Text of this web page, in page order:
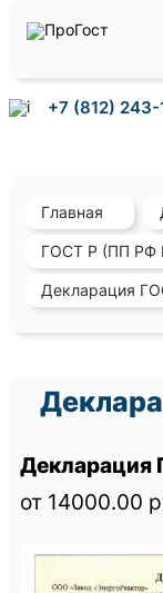
+7 (812)
Главная
ГОСТ Р (ПП РФ
Декларация
Декларация
от 14000.00